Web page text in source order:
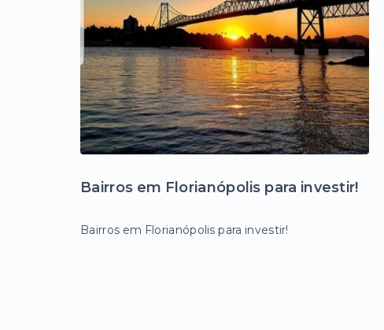
Bairros em Florianópolis para investir!
Bairros em Florianópolis para investir!